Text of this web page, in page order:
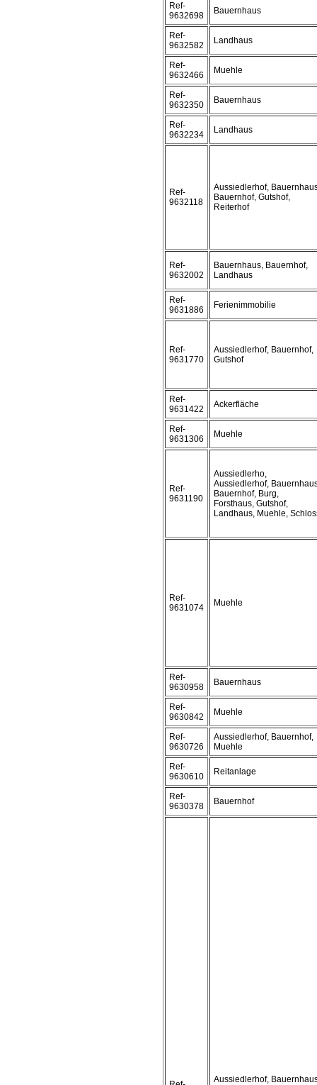
Ref-
9632698
Bauernhaus
Ref-
9632582
Landhaus
Ref-
9632466
Muehle
Ref-
9632350
Bauernhaus
Ref-
9632234
Landhaus
Ref-
9632118
Aussiedlerhof,
Bauernhof, Gutshof,
Reiterhof
Ref-
9632002
Bauernhaus, Bauernhof,
Landhaus
Ref-
9631886
Ferienimmobilie
Ref-
9631770
Aussiedlerhof, Bauernhof,
Gutshof
Ref-
9631422
Ackerfläche
Ref-
9631306
Muehle
Ref-
9631190
Aussiedlerho,
Aussiedlerhof,
Bauernhof, Burg,
Forsthaus, Gutshof,
Landhaus, Muehle,
Ref-
9631074
Muehle
Ref-
9630958
Bauernhaus
Ref-
9630842
Muehle
Ref-
9630726
Aussiedlerhof, Bauernhof,
Muehle
Ref-
9630610
Reitanlage
Ref-
9630378
Bauernhof
Aussiedlerhof,